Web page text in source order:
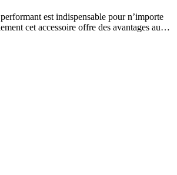
est indispensable pour n’importe
cet accessoire offre des avantages au…